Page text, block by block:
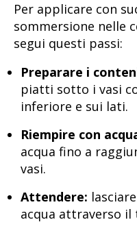
Per applicare con
sommersione nelle
segui questi passi:
Preparare i
piatti sotto i vasi
inferiore e sui lati.
Riempire con
acqua fino a
vasi.
Attendere:
acqua attraverso il